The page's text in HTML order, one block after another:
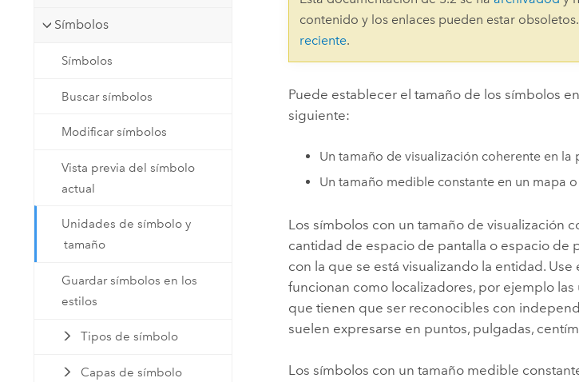
representación cartográfica y
Símbolos
Símbolos
Buscar símbolos
Modificar símbolos
Vista previa del símbolo
actual
Unidades de símbolo y
tamaño
Guardar símbolos en los
estilos
Tipos de símbolo
Capas de símbolo
contenido y los enlaces pueden estar obsoletos.
reciente.
Puede establecer el tamaño de los símbolos
siguiente:
Un tamaño de visualización coherente en la
Un tamaño medible constante en un mapa o
Los símbolos con un tamaño de visualización
cantidad de espacio de pantalla o espacio de
con la que se está visualizando la entidad.
funcionan como localizadores, por ejemplo
que tienen que ser reconocibles con
suelen expresarse en puntos, pulgadas,
Los símbolos con un tamaño medible